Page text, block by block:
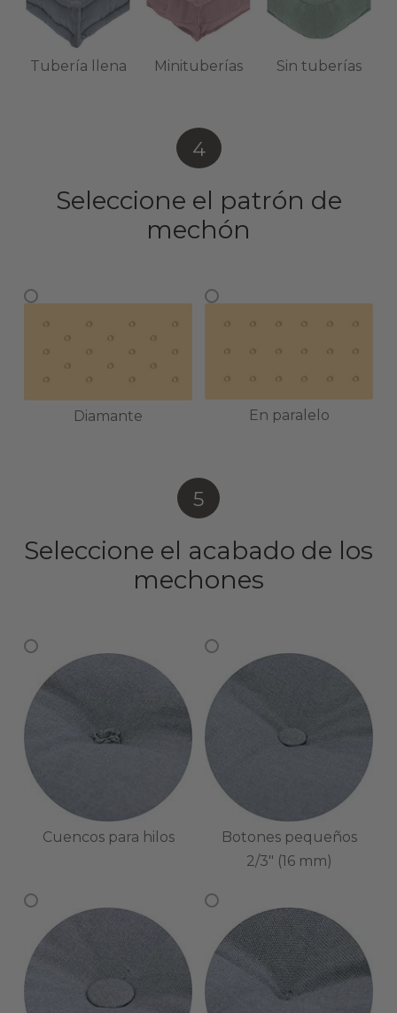
Tubería llena Minituberías Sin tuberías
4
Seleccione el patrón de
mechón
Diamante En paralelo
5
Seleccione el acabado de los
mechones
Cuencos para hilos
Botones pequeños
2/3" (16 mm)